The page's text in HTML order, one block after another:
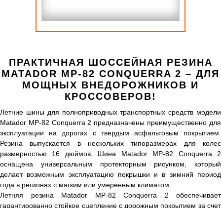
ПРАКТИЧНАЯ ШОССЕЙНАЯ РЕЗИНА
MATADOR MP-82 CONQUERRA 2 – ДЛЯ
МОЩНЫХ ВНЕДОРОЖНИКОВ И
КРОССОВЕРОВ!
Летние шины для полноприводных транспортных средств модели
Matador MP-82 Conquerra 2 предназначены преимущественно для
эксплуатации на дорогах с твердым асфальтовым покрытием.
Резина выпускается в нескольких типоразмерах для колес
размерностью 16 дюймов. Шина Matador MP-82 Conquerra 2
оснащена универсальным протекторным рисунком, который
делает возможным эксплуатацию покрышки и в зимний период
года в регионах с мягким или умеренным климатом.
Летняя резина Matador MP-82 Conquerra 2 обеспечивает
гарантированно стойкое сцепление с дорожным покрытием за счет